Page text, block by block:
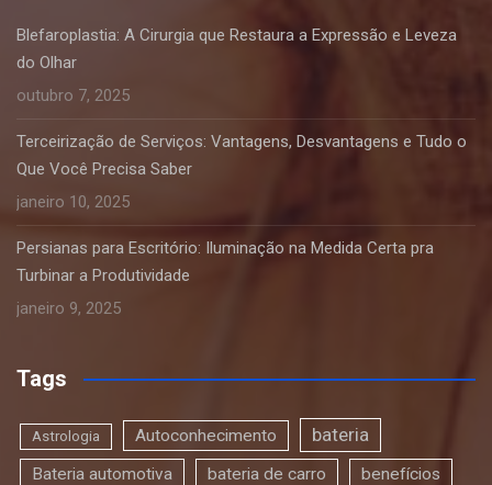
Blefaroplastia: A Cirurgia que Restaura a Expressão e Leveza
do Olhar
outubro 7, 2025
Terceirização de Serviços: Vantagens, Desvantagens e Tudo o
Que Você Precisa Saber
janeiro 10, 2025
Persianas para Escritório: Iluminação na Medida Certa pra
Turbinar a Produtividade
janeiro 9, 2025
Tags
Astrologia Autoconhecimento bateria
Bateria automotiva bateria de carro benefícios